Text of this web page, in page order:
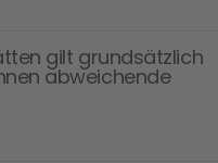
gilt grundsätzlich
abweichende